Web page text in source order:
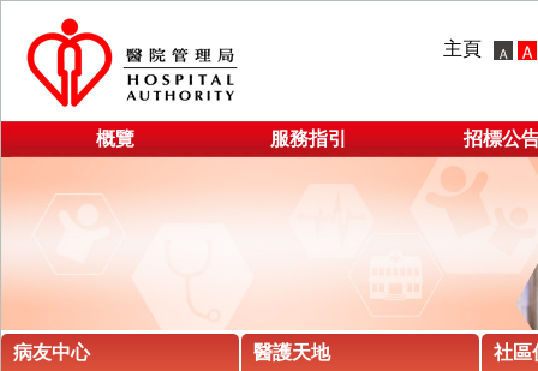
主頁
概覽 服務指引 招標公
病友中心 醫護天地 社區